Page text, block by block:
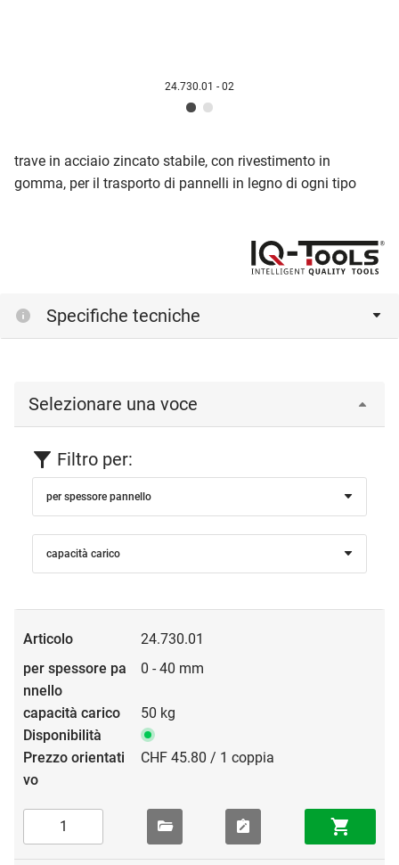
24.730.01 - 02
trave in acciaio zincato stabile, con rivestimento in
gomma, per il trasporto di pannelli in legno di ogni tipo
Specifiche tecniche
Selezionare una voce
Filtro per:
per spessore pannello
capacità carico
24.730.01
0 - 40 mm
50 kg
CHF 45.80 / 1 coppia